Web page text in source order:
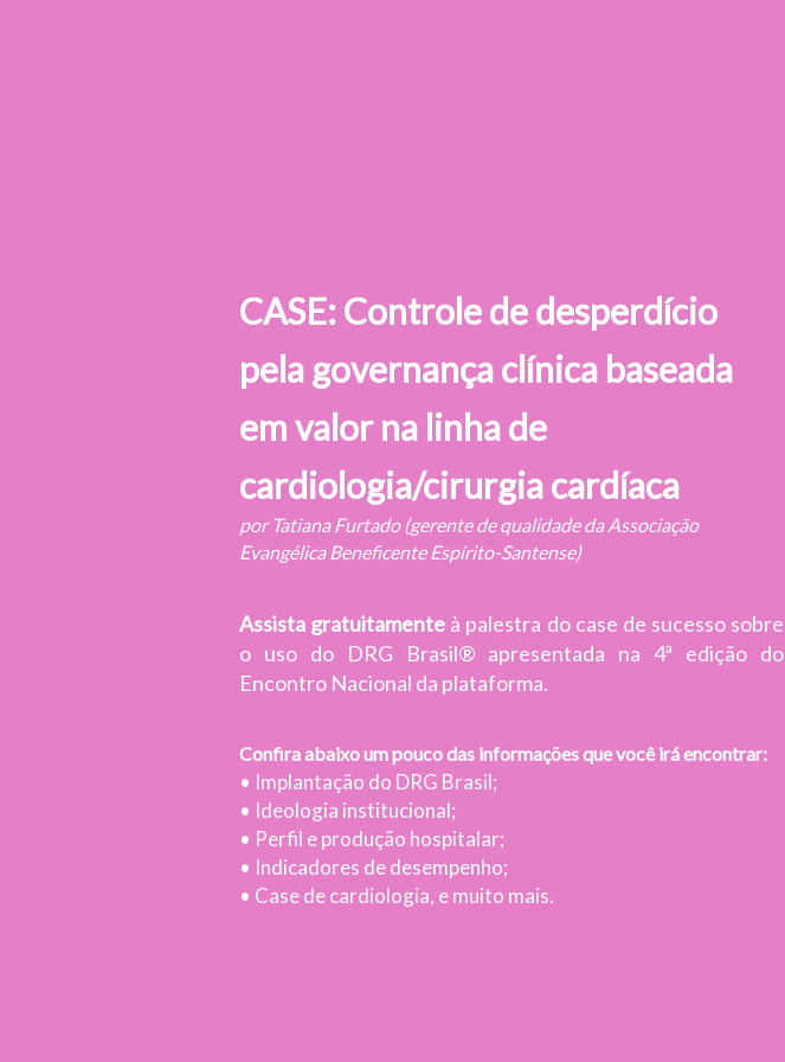
CASE: Controle de desperdício
pela governança clínica baseada
em valor na linha de
cardiologia/cirurgia cardíaca
por Tatiana Furtado (gerente de qualidade da Associação
Evangélica Beneficente Espírito-Santense)
Assista gratuitamente à palestra do case de sucesso sobre
o uso do DRG Brasil® apresentada na 4ª edição do
Encontro Nacional da plataforma.
Confira abaixo um pouco das informações que você irá encontrar:
• Implantação do DRG Brasil;
• Ideologia institucional;
• Perfil e produção hospitalar;
• Indicadores de desempenho;
• Case de cardiologia, e muito mais.